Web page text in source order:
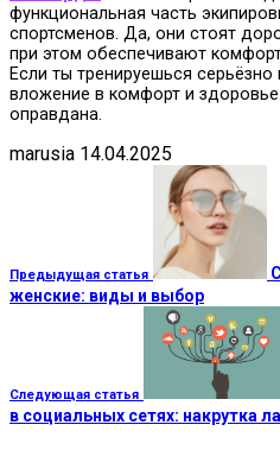
функциональная часть
спортсменов. Да, они стоят
при этом обеспечивают
Если ты тренируешься
вложение в комфорт и
оправдана.
marusia 14.04.2025
Предыдущая статья
женские: виды и выбор
Следующая статья
в социальных сетях: накрутка